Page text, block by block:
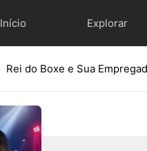
Início Explorar
Rei do Boxe e Sua